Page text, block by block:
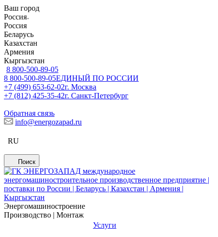
Ваш город
Россия
Россия
Беларусь
Казахстан
Армения
Кыргызстан
8 800-500-89-05
8 800-500-89-05ЕДИНЫЙ ПО РОССИИ
+7 (499) 653-62-02г. Москва
+7 (812) 425-35-42г. Санкт-Петербург
Обратная связь
info@energozapad.ru
RU
Поиск
Энергомашиностроение
Производство | Монтаж
Услуги